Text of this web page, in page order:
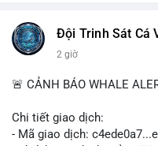
Đội Trinh Sát Cá
2 giờ
🚨 CẢNH BÁO WHALE
Chi tiết giao dịch:
- Mã giao dịch: